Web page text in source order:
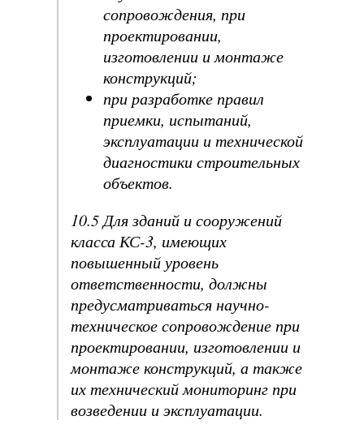
сопровождения, при
проектировании,
изготовлении и монтаже
конструкций;
при разработке правил
приемки, испытаний,
эксплуатации и технической
диагностики строительных
объектов.
10.5 Для зданий и сооружений
класса КС-3, имеющих
повышенный уровень
ответственности, должны
предусматриваться научно-
техническое сопровождение при
проектировании, изготовлении и
монтаже конструкций, а также
их технический мониторинг при
возведении и эксплуатации.